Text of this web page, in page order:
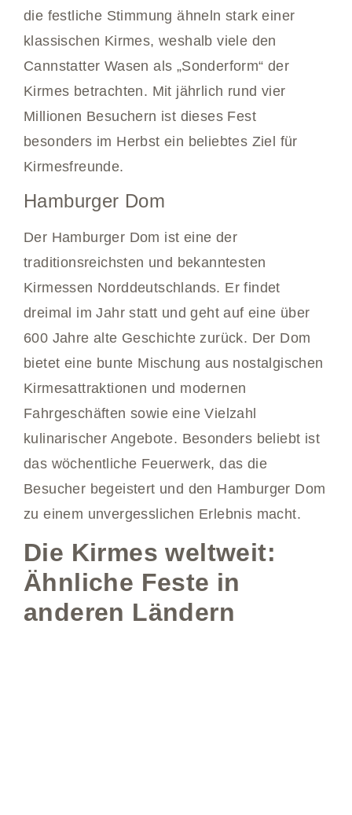
die festliche Stimmung ähneln stark einer
klassischen Kirmes, weshalb viele den
Cannstatter Wasen als „Sonderform“ der
Kirmes betrachten. Mit jährlich rund vier
Millionen Besuchern ist dieses Fest
besonders im Herbst ein beliebtes Ziel für
Kirmesfreunde.
Hamburger Dom
Der Hamburger Dom ist eine der
traditionsreichsten und bekanntesten
Kirmessen Norddeutschlands. Er findet
dreimal im Jahr statt und geht auf eine über
600 Jahre alte Geschichte zurück. Der Dom
bietet eine bunte Mischung aus nostalgischen
Kirmesattraktionen und modernen
Fahrgeschäften sowie eine Vielzahl
kulinarischer Angebote. Besonders beliebt ist
das wöchentliche Feuerwerk, das die
Besucher begeistert und den Hamburger Dom
zu einem unvergesslichen Erlebnis macht.
Die Kirmes weltweit:
Ähnliche Feste in
anderen Ländern